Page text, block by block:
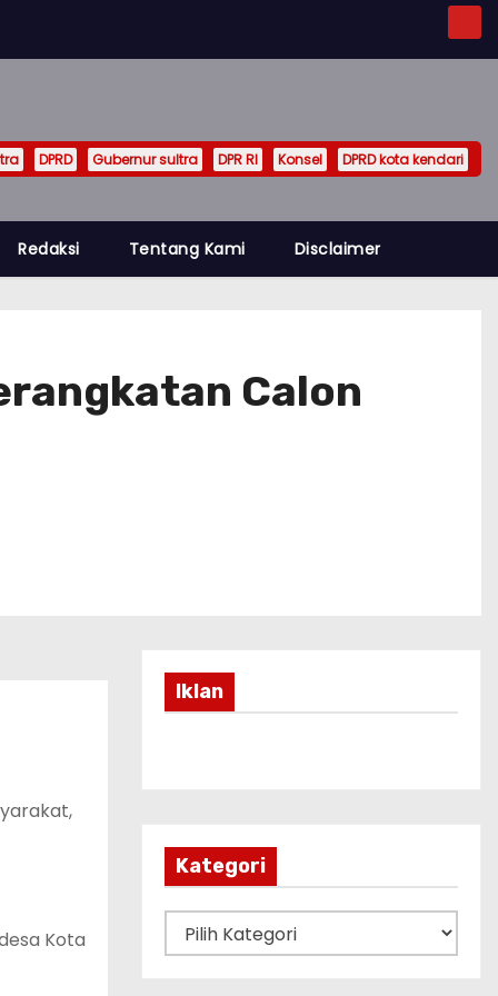
DPRD Gubernur sultra DPR RI Konsel DPRD kota kendari
Redaksi Tentang Kami Disclaimer
Calon
Kota
Iklan
Kategori
a